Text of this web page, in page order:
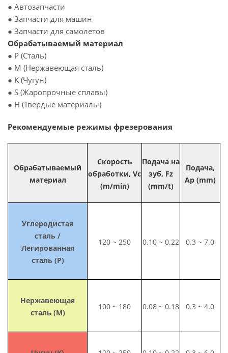
● Автозапчасти
● Запчасти для машин
● Запчасти для самолетов
Обрабатываемый материал
● P (Сталь)
● M (Нержавеющая сталь)
● K (Чугун)
● S (Жаропрочные сплавы)
● H (Твердые материалы)
Рекомендуемые режимы фрезерования
Обрабатываемый
материал
Скорость
обработки, Vc
(m/min)
Подача на
зуб, Fz
(mm/t)
Подача,
Ap (mm)
Углеродистая
сталь /
Легированная
сталь (P)
120 ~ 250 0.10 ~ 0.22 0.3 ~ 7.0
Нержавеющая
сталь (M)
100 ~ 180 0.08 ~ 0.18 0.3 ~ 4.0